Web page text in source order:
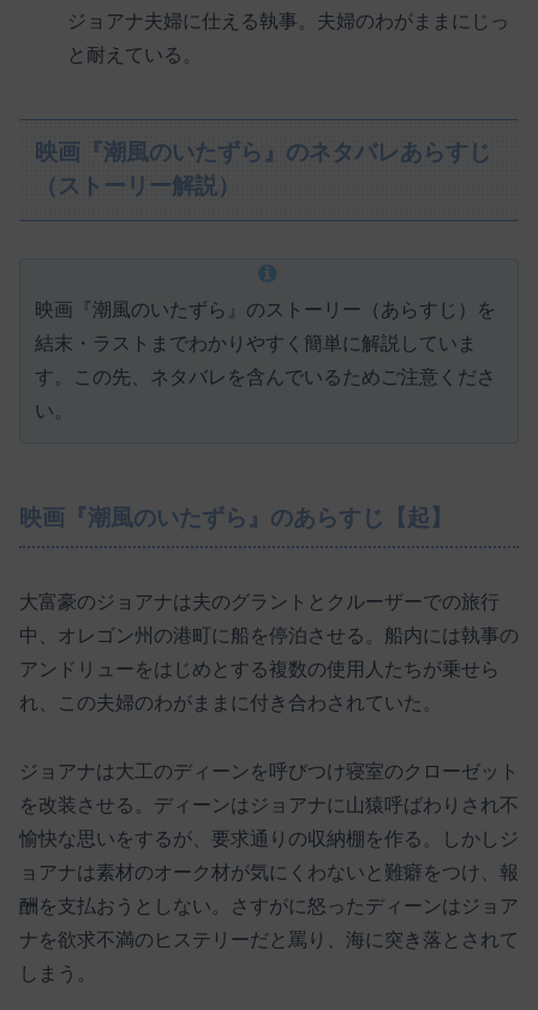
ジョアナ夫婦に仕える執事。夫婦のわがままにじっ
と耐えている。
映画『潮風のいたずら』のネタバレあらすじ
（ストーリー解説）
映画『潮風のいたずら』のストーリー（あらすじ）を
結末・ラストまでわかりやすく簡単に解説していま
す。この先、ネタバレを含んでいるためご注意くださ
い。
映画『潮風のいたずら』のあらすじ【起】
大富豪のジョアナは夫のグラントとクルーザーでの旅行
中、オレゴン州の港町に船を停泊させる。船内には執事の
アンドリューをはじめとする複数の使用人たちが乗せら
れ、この夫婦のわがままに付き合わされていた。
ジョアナは大工のディーンを呼びつけ寝室のクローゼット
を改装させる。ディーンはジョアナに山猿呼ばわりされ不
愉快な思いをするが、要求通りの収納棚を作る。しかしジ
ョアナは素材のオーク材が気にくわないと難癖をつけ、報
酬を支払おうとしない。さすがに怒ったディーンはジョア
ナを欲求不満のヒステリーだと罵り、海に突き落とされて
しまう。